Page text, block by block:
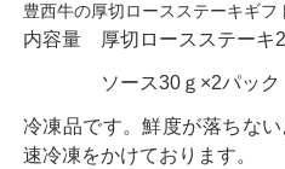
豊西牛の厚切ロースステーキギフ
内容量 厚切ロースステーキ2
ソース30ｇ×2パック
冷凍品です。鮮度が落ちな
速冷凍をかけております。